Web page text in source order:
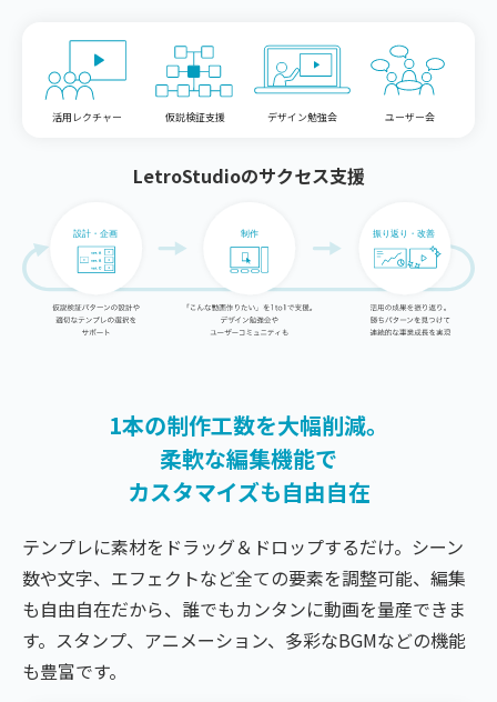
活用レクチャー 仮説検証支援 デザイン勉強会 ユーザー会
LetroStudioのサクセス支援
1本の制作工数を大幅削減。
柔軟な編集機能で
カスタマイズも自由自在
テンプレに素材をドラッグ＆ドロップするだけ。シーン
数や文字、エフェクトなど全ての要素を調整可能、編集
も自由自在だから、誰でもカンタンに動画を量産できま
す。スタンプ、アニメーション、多彩なBGMなどの機能
も豊富です。